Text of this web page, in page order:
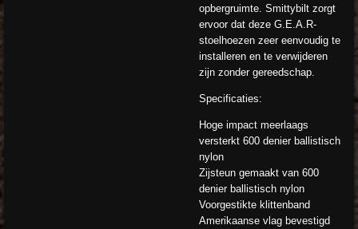
opbergruimte. Smittybilt zorgt
ervoor dat deze G.E.A.R-
stoelhoezen zeer eenvoudig te
installeren en te verwijderen
zijn zonder gereedschap.
Specificaties:
Hoge impact meerlaags
versterkt 600 denier ballistisch
nylon
Zijsteun gemaakt van 600
denier ballistisch nylon
Voorgestikte klittenband
Amerikaanse vlag bevestigd